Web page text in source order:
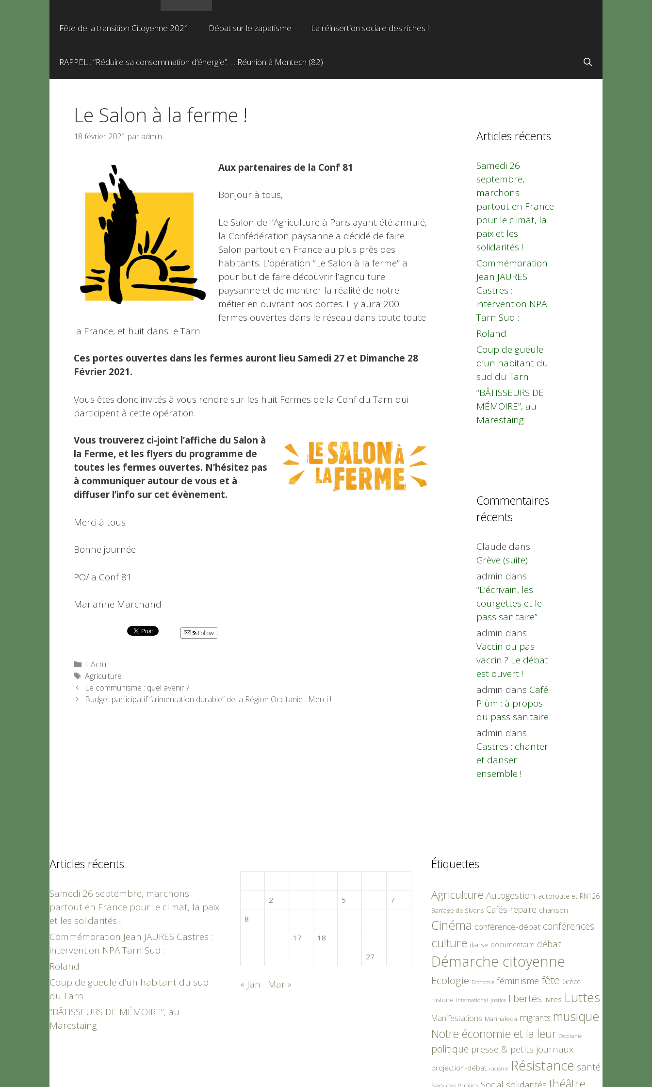
Fête de la transition Citoyenne 2021 Débat sur le zapatisme La réinsertion sociale des riches !
RAPPEL : “Réduire sa consommation d’énergie”. . . Réunion à Montech (82)
Le Salon à la ferme !
18 février 2021 par admin
Aux partenaires de la Conf 81
Bonjour à tous,
Le Salon de l’Agriculture à Paris ayant été annulé,
la Confédération paysanne a décidé de faire
Salon partout en France au plus près des
habitants. L’opération “Le Salon à la ferme” a
pour but de faire découvrir l’agriculture
paysanne et de montrer la réalité de notre
métier en ouvrant nos portes. Il y aura 200
fermes ouvertes dans le réseau dans toute toute
la France, et huit dans le Tarn.
Ces portes ouvertes dans les fermes auront lieu Samedi 27 et Dimanche 28
Février 2021.
Vous êtes donc invités à vous rendre sur les huit Fermes de la Conf du Tarn qui
participent à cette opération.
Vous trouverez ci-joint l’affiche du Salon à
la Ferme, et les flyers du programme de
toutes les fermes ouvertes. N’hésitez pas
à communiquer autour de vous et à
diffuser l’info sur cet évènement.
Merci à tous
Bonne journée
PO/la Conf 81
Marianne Marchand
Follow
Catégories
L'Actu
Étiquettes
Agriculture
Le communisme : quel avenir ?
Budget participatif “alimentation durable” de la Région Occitanie : Merci !
Articles récents
Samedi 26
septembre,
marchons
partout en France
pour le climat, la
paix et les
solidarités !
Commémoration
Jean JAURES
Castres :
intervention NPA
Tarn Sud :
Roland
Coup de gueule
d’un habitant du
sud du Tarn
“BÂTISSEURS DE
MÉMOIRE”, au
Marestaing
Commentaires
récents
Claude dans
Grève (suite)
admin dans
“L’écrivain, les
courgettes et le
pass sanitaire”
admin dans
Vaccin ou pas
vaccin ? Le débat
est ouvert !
admin dans Café
Plùm : à propos
du pass sanitaire
admin dans
Castres : chanter
et danser
ensemble !
Articles récents
Samedi 26 septembre, marchons
partout en France pour le climat, la paix
et les solidarités !
Commémoration Jean JAURES Castres :
intervention NPA Tarn Sud :
Roland
Coup de gueule d’un habitant du sud
du Tarn
“BÂTISSEURS DE MÉMOIRE”, au
Marestaing
2 5
7
8
17 18
27
« Jan Mar »
Étiquettes
Agriculture Autogestion autoroute et RN126
Barrage de Sivens Cafés-repaire chanson
Cinéma conférence-débat conférences
culture danse documentaire débat
Démarche citoyenne
Ecologie Economie féminisme fête Grèce
Histoire International justice libertés livres Luttes
Manifestations Marinaleda migrants musique
Notre économie et la leur Occitanie
politique presse & petits journaux
projection-débat racisme Résistance santé
Social solidarités théâtre